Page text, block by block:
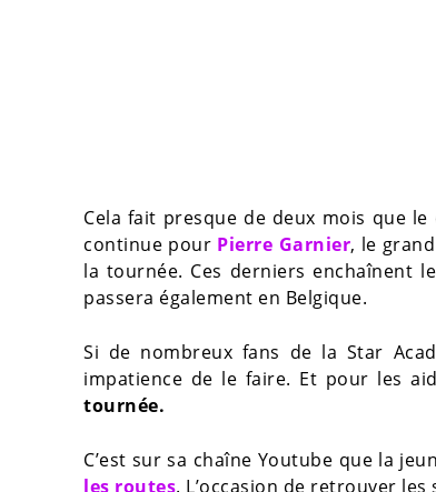
Cela fait presque de deux mois que le
continue pour Pierre Garnier, le
la tournée. Ces derniers enchaînent
passera également en Belgique.
Si de nombreux fans de la Star
impatience de le faire. Et pour les
tournée.
C’est sur sa chaîne Youtube que la
les routes. L’occasion de retrouver